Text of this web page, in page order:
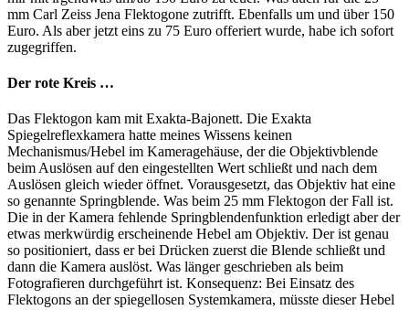
mm Carl Zeiss Jena Flektogone zutrifft. Ebenfalls um und über 150
Euro. Als aber jetzt eins zu 75 Euro offeriert wurde, habe ich sofort
zugegriffen.
Der rote Kreis …
Das Flektogon kam mit Exakta-Bajonett. Die Exakta
Spiegelreflexkamera hatte meines Wissens keinen
Mechanismus/Hebel im Kameragehäuse, der die Objektivblende
beim Auslösen auf den eingestellten Wert schließt und nach dem
Auslösen gleich wieder öffnet. Vorausgesetzt, das Objektiv hat eine
so genannte Springblende. Was beim 25 mm Flektogon der Fall ist.
Die in der Kamera fehlende Springblendenfunktion erledigt aber der
etwas merkwürdig erscheinende Hebel am Objektiv. Der ist genau
so positioniert, dass er bei Drücken zuerst die Blende schließt und
dann die Kamera auslöst. Was länger geschrieben als beim
Fotografieren durchgeführt ist. Konsequenz: Bei Einsatz des
Flektogons an der spiegellosen Systemkamera, müsste dieser Hebel